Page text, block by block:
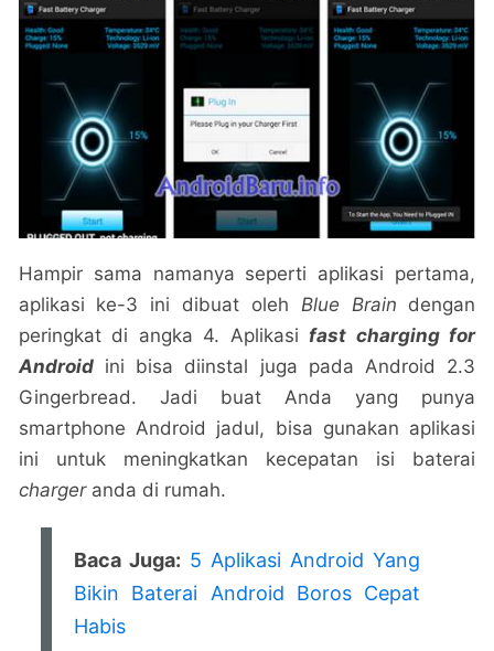
Hampir sama namanya seperti aplikasi pertama,
aplikasi ke-3 ini dibuat oleh Blue Brain dengan
peringkat di angka 4. Aplikasifast charging for
Androidini bisa diinstal juga pada Android 2.3
Gingerbread. Jadi buat Anda yang punya
smartphone Android jadul, bisa gunakan aplikasi
ini untuk meningkatkan kecepatan isi baterai
chargeranda di rumah.
Baca Juga: 5 Aplikasi Android Yang
Bikin Baterai Android Boros Cepat
Habis